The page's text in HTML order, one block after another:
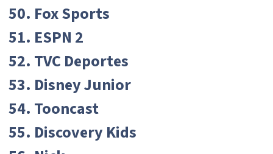
50. Fox Sports
51. ESPN 2
52. TVC Deportes
53. Disney Junior
54. Tooncast
55. Discovery Kids